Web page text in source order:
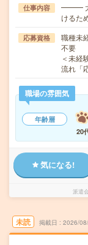
仕事内容
━━━ 大
けるた
応募資格
職種未
不要
＜未経
流れ「
職場の雰囲気
年齢層
20
気になる!
派遣
未読 掲載日 2026/